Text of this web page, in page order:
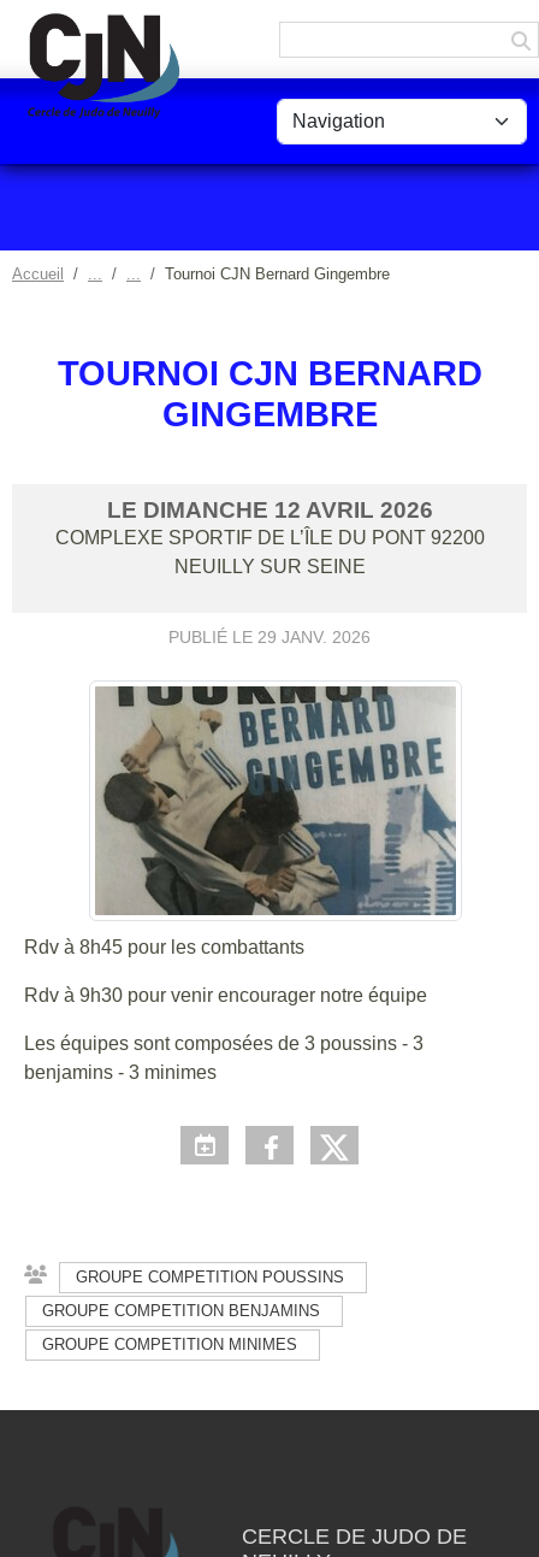
Accueil Tournoi CJN Bernard Gingembre
TOURNOI CJN BERNARD
GINGEMBRE
LE DIMANCHE 12 AVRIL 2026
COMPLEXE SPORTIF DE L’ÎLE DU PONT 92200
NEUILLY SUR SEINE
PUBLIÉ LE 29 JANV. 2026
Rdv à 8h45 pour les combattants
Rdv à 9h30 pour venir encourager notre équipe
Les équipes sont composées de 3 poussins - 3
benjamins - 3 minimes
GROUPE COMPETITION POUSSINS
GROUPE COMPETITION BENJAMINS
GROUPE COMPETITION MINIMES
CERCLE DE JUDO DE
Panneau de gestion des cookies